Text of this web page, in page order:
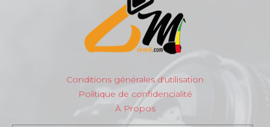
Conditions générales d'utilisation
Politique de confidencialité
À Propos